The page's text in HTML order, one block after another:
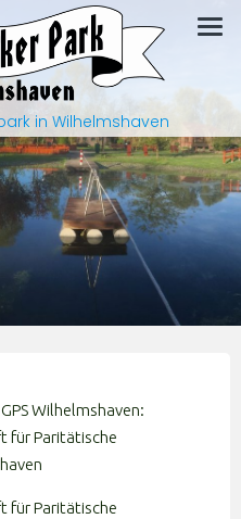
in Wilhelmshaven
Wilhelmshaven:
für Paritätische
für Paritätische